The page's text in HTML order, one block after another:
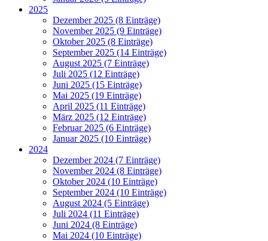
2025
Dezember 2025 (8 Einträge)
November 2025 (9 Einträge)
Oktober 2025 (8 Einträge)
September 2025 (14 Einträge)
August 2025 (7 Einträge)
Juli 2025 (12 Einträge)
Juni 2025 (15 Einträge)
Mai 2025 (19 Einträge)
April 2025 (11 Einträge)
März 2025 (12 Einträge)
Februar 2025 (6 Einträge)
Januar 2025 (10 Einträge)
2024
Dezember 2024 (7 Einträge)
November 2024 (8 Einträge)
Oktober 2024 (10 Einträge)
September 2024 (10 Einträge)
August 2024 (5 Einträge)
Juli 2024 (11 Einträge)
Juni 2024 (8 Einträge)
Mai 2024 (10 Einträge)